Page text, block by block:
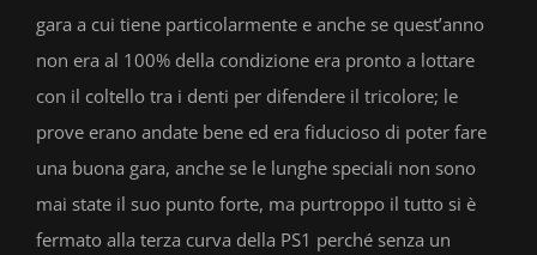
gara a cui tiene particolarmente e anche se quest’anno
non era al 100% della condizione era pronto a lottare
con il coltello tra i denti per difendere il tricolore; le
prove erano andate bene ed era fiducioso di poter fare
una buona gara, anche se le lunghe speciali non sono
mai state il suo punto forte, ma purtroppo il tutto si è
fermato alla terza curva della PS1 perché senza un